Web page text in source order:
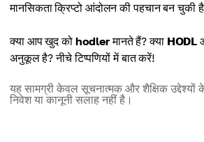
मानसिकता क्रिप्टो आंदोलन की पहचान बन चुकी
क्या आप खुद को hodlerमानते हैं? क्या HODL
अनुकूल है? नीचे टिप्पणियों में बात करें!
यह सामग्री केवल सूचनात्मक और शैक्षिक उद्देश्यों
निवेश या कानूनी सलाह नहीं है।